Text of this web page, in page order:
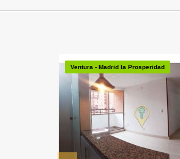
Ventura - Madrid la Prosperidad